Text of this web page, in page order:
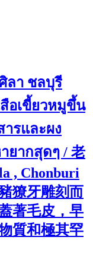
ลา ชลบุรี
อเขี้ยวหมูขึ้น
รและผง
ากสุดๆ / 老
, Chonburi
獠牙雕刻而
著毛皮，早
質和極其罕